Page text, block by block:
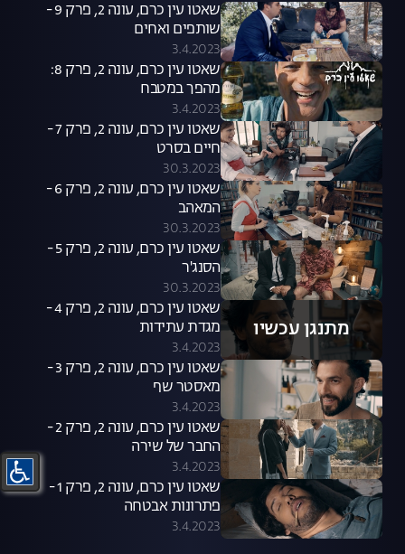
שאטו עין כרם, עונה 2, פרק 9 -
שותפים ואחים
3.4.2023
שאטו עין כרם, עונה 2, פרק 8:
מהפך במטבח
3.4.2023
שאטו עין כרם, עונה 2, פרק 7 -
חיים בסרט
30.3.2023
שאטו עין כרם, עונה 2, פרק 6 -
המאהב
30.3.2023
שאטו עין כרם, עונה 2, פרק 5 -
הסנג'ר
30.3.2023
מתנגן עכשיו
שאטו עין כרם, עונה 2, פרק 4 -
מגדת עתידות
3.4.2023
שאטו עין כרם, עונה 2, פרק 3 -
מאסטר שף
3.4.2023
שאטו עין כרם, עונה 2, פרק 2 -
החבר של שירה
3.4.2023
שאטו עין כרם, עונה 2, פרק 1 -
פתרונות אבטחה
3.4.2023